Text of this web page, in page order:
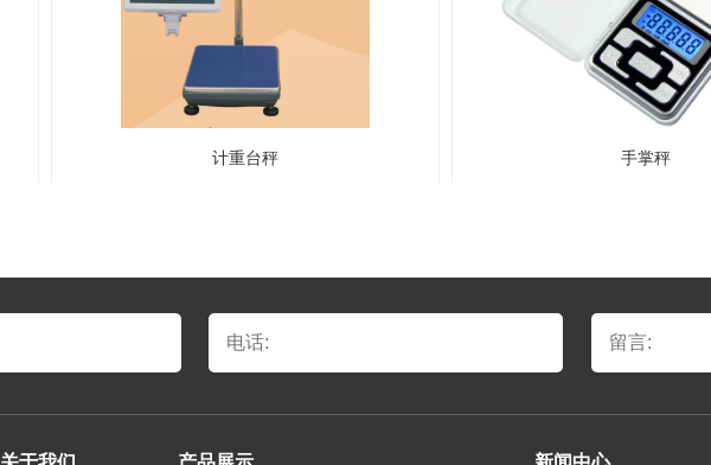
计重台秤 手掌秤